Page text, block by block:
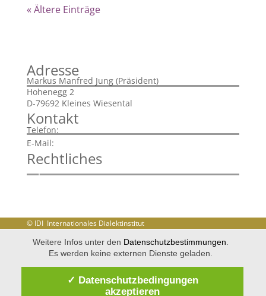
« Ältere Einträge
Adresse
Markus Manfred Jung (Präsident)
Hohenegg 2
D-79692 Kleines Wiesental
Kontakt
Telefon:
E-Mail:
Rechtliches
© IDI Internationales Dialektinstitut
Weitere Infos unter den Datenschutzbestimmungen.
Es werden keine externen Dienste geladen.
✓ Datenschutzbedingungen
akzeptieren